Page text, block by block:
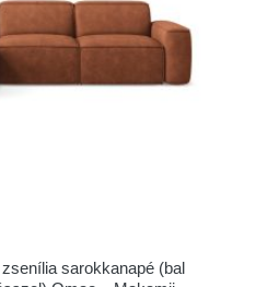
sarokkanapé (bal